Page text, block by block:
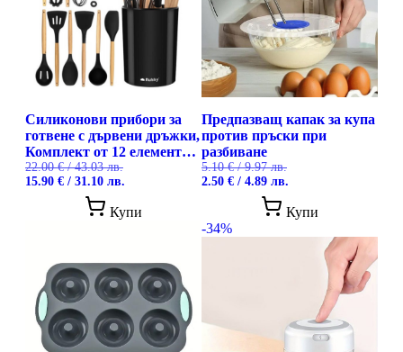
Силиконови прибори за
готвене с дървени дръжки,
Комплект от 12 елемента
Ruhhy
22.00€/ 43.03 лв.
Original
15.90 € / 31.10 лв.
е:
Купи
Предпазващ капак за купа
против пръски при
разбиване
5.10€/ 9.97 лв.
Original
5.10 €
/
2.50 € / 4.89 лв.
е:
2.50 €
/
4.89 лв..
Купи
-34%